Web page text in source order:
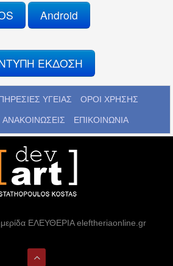
Android
ΕΚΔΟΣΗ
ΥΓΕΙΑΣ ΟΡΟΙ ΧΡΗΣΗΣ
ΑΝΑΚΟΙΝΩΣΕΙΣ ΕΠΙΚΟΙΝΩΝΙΑ
ΕΛΕΥΘΕΡΙΑ eleftheriaonline.gr